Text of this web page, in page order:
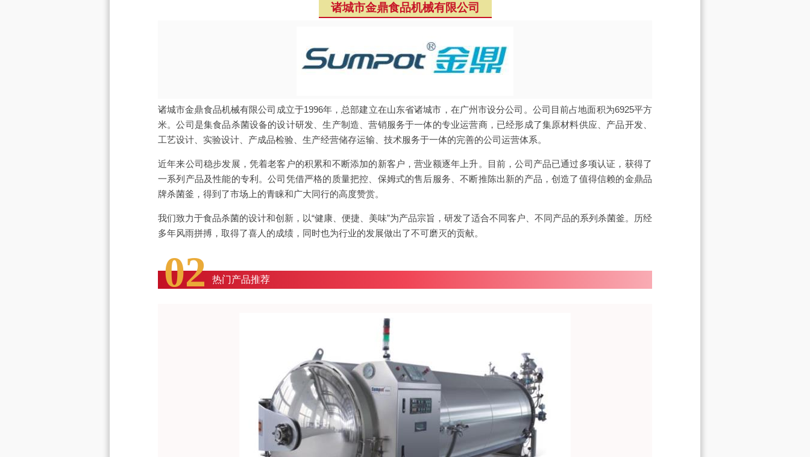
诸城市金鼎食品机械有限公司
诸城市金鼎食品机械有限公司成立于1996年，总部建立在山东省诸城市，在广州市设分公司。公司目前占地面积为6925平方
米。公司是集食品杀菌设备的设计研发、生产制造、营销服务于一体的专业运营商，已经形成了集原材料供应、产品开发、
工艺设计、实验设计、产成品检验、生产经营储存运输、技术服务于一体的完善的公司运营体系。
近年来公司稳步发展，凭着老客户的积累和不断添加的新客户，营业额逐年上升。目前，公司产品已通过多项认证，获得了
一系列产品及性能的专利。公司凭借严格的质量把控、保姆式的售后服务、不断推陈出新的产品，创造了值得信赖的金鼎品
牌杀菌釜，得到了市场上的青睐和广大同行的高度赞赏。
我们致力于食品杀菌的设计和创新，以“健康、便捷、美味”为产品宗旨，研发了适合不同客户、不同产品的系列杀菌釜。历经
多年风雨拼搏，取得了喜人的成绩，同时也为行业的发展做出了不可磨灭的贡献。
02 热门产品推荐